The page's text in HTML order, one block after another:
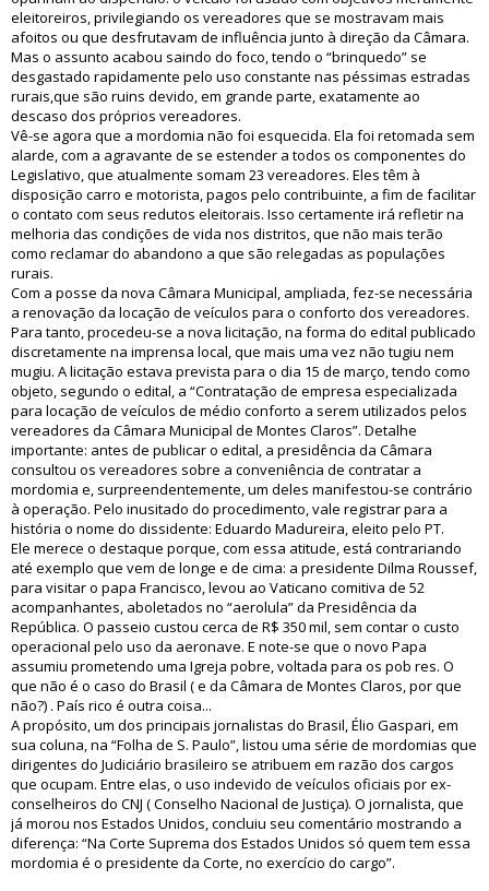
eleitoreiros, privilegiando os vereadores que se mostravam mais
afoitos ou que desfrutavam de influência junto à direção da Câmara.
Mas o assunto acabou saindo do foco, tendo o “brinquedo” se
desgastado rapidamente pelo uso constante nas péssimas estradas
rurais,que são ruins devido, em grande parte, exatamente ao
descaso dos próprios vereadores.
Vê-se agora que a mordomia não foi esquecida. Ela foi retomada sem
alarde, com a agravante de se estender a todos os componentes do
Legislativo, que atualmente somam 23 vereadores. Eles têm à
disposição carro e motorista, pagos pelo contribuinte, a fim de facilitar
o contato com seus redutos eleitorais. Isso certamente irá refletir na
melhoria das condições de vida nos distritos, que não mais terão
como reclamar do abandono a que são relegadas as populações
rurais.
Com a posse da nova Câmara Municipal, ampliada, fez-se necessária
a renovação da locação de veículos para o conforto dos vereadores.
Para tanto, procedeu-se a nova licitação, na forma do edital publicado
discretamente na imprensa local, que mais uma vez não tugiu nem
mugiu. A licitação estava prevista para o dia 15 de março, tendo como
objeto, segundo o edital, a “Contratação de empresa especializada
para locação de veículos de médio conforto a serem utilizados pelos
vereadores da Câmara Municipal de Montes Claros”. Detalhe
importante: antes de publicar o edital, a presidência da Câmara
consultou os vereadores sobre a conveniência de contratar a
mordomia e, surpreendentemente, um deles manifestou-se contrário
à operação. Pelo inusitado do procedimento, vale registrar para a
história o nome do dissidente: Eduardo Madureira, eleito pelo PT.
Ele merece o destaque porque, com essa atitude, está contrariando
até exemplo que vem de longe e de cima: a presidente Dilma Roussef,
para visitar o papa Francisco, levou ao Vaticano comitiva de 52
acompanhantes, aboletados no “aerolula” da Presidência da
República. O passeio custou cerca de R$ 350 mil, sem contar o custo
operacional pelo uso da aeronave. E note-se que o novo Papa
assumiu prometendo uma Igreja pobre, voltada para os pob res. O
que não é o caso do Brasil ( e da Câmara de Montes Claros, por que
não?) . País rico é outra coisa...
A propósito, um dos principais jornalistas do Brasil, Élio Gaspari, em
sua coluna, na “Folha de S. Paulo”, listou uma série de mordomias que
dirigentes do Judiciário brasileiro se atribuem em razão dos cargos
que ocupam. Entre elas, o uso indevido de veículos oficiais por ex-
conselheiros do CNJ ( Conselho Nacional de Justiça). O jornalista, que
já morou nos Estados Unidos, concluiu seu comentário mostrando a
diferença: “Na Corte Suprema dos Estados Unidos só quem tem essa
mordomia é o presidente da Corte, no exercício do cargo”.